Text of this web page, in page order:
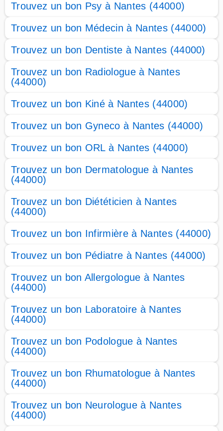
Trouvez un bon Psy à Nantes (44000)
Trouvez un bon Médecin à Nantes (44000)
Trouvez un bon Dentiste à Nantes (44000)
Trouvez un bon Radiologue à Nantes
(44000)
Trouvez un bon Kiné à Nantes (44000)
Trouvez un bon Gyneco à Nantes (44000)
Trouvez un bon ORL à Nantes (44000)
Trouvez un bon Dermatologue à Nantes
(44000)
Trouvez un bon Diététicien à Nantes
(44000)
Trouvez un bon Infirmière à Nantes (44000)
Trouvez un bon Pédiatre à Nantes (44000)
Trouvez un bon Allergologue à Nantes
(44000)
Trouvez un bon Laboratoire à Nantes
(44000)
Trouvez un bon Podologue à Nantes
(44000)
Trouvez un bon Rhumatologue à Nantes
(44000)
Trouvez un bon Neurologue à Nantes
(44000)